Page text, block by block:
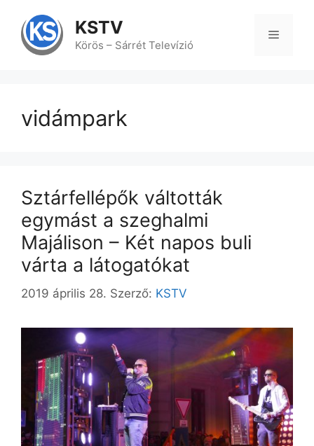
tartalomba
KSTV
Körös – Sárrét Televízió
Menü
vidámpark
Sztárfellépők váltották
egymást a szeghalmi
Majálison – Két napos buli
várta a látogatókat
2019 április 28. Szerző: KSTV